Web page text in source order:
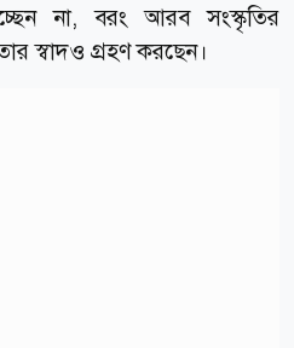
না, বরং আরব সংস্কৃতির
স্বাদও গ্রহণ করছেন।